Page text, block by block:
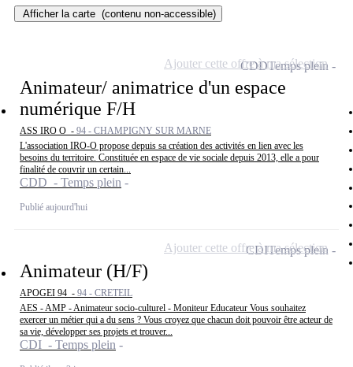
Afficher la carte (contenu non-accessible)
Animateur/ animatrice d'un espace
numérique F/H
ASS IRO O - 94 - CHAMPIGNY SUR MARNE
L'association IRO-O propose depuis sa création des activités en lien avec les
besoins du territoire. Constituée en espace de vie sociale depuis 2013, elle a pour
finalité de couvrir un certain...
CDD - Temps plein
Publié aujourd'hui
CDDTemps plein
Ajouter cette offre à ma sélection
Animateur (H/F)
APOGEI 94 - 94 - CRETEIL
AES - AMP - Animateur socio-culturel - Moniteur Educateur Vous souhaitez
exercer un métier qui a du sens ? Vous croyez que chacun doit pouvoir être acteur de
sa vie, développer ses projets et trouver...
CDI - Temps plein
CDITemps plein
Ajouter cette offre à ma sélection